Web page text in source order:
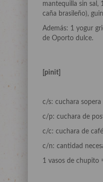
mantequilla sin sal,
caña brasileño),
Además: 1 yogur
de Oporto dulce.
[pinit]
c/s: cuchara sopera
c/p: cuchara de
c/c: cuchara de café
c/n: cantidad
1 vasos de chupito